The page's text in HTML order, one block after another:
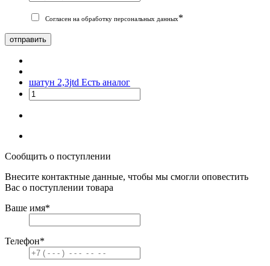
Согласен на обработку персональных данных*
отправить
шатун 2,3jtd Есть аналог
Сообщить о поступлении
Внесите контактные данные, чтобы мы смогли оповестить
Вас о поступлении товара
Ваше имя*
Телефон*